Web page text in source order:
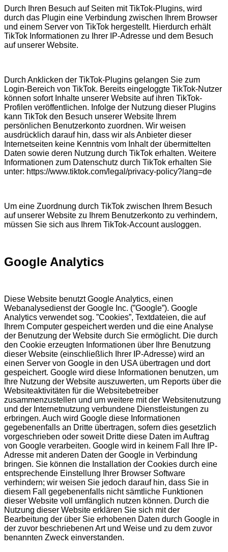
Durch Ihren Besuch auf Seiten mit TikTok-Plugins, wird
durch das Plugin eine Verbindung zwischen Ihrem Browser
und einem Server von TikTok hergestellt. Hierdurch erhält
TikTok Informationen zu Ihrer IP-Adresse und dem Besuch
auf unserer Website.
Durch Anklicken der TikTok-Plugins gelangen Sie zum
Login-Bereich von TikTok. Bereits eingeloggte TikTok-Nutzer
können sofort Inhalte unserer Website auf ihren TikTok-
Profilen veröffentlichen. Infolge der Nutzung dieser Plugins
kann TikTok den Besuch unserer Website Ihrem
persönlichen Benutzerkonto zuordnen. Wir weisen
ausdrücklich darauf hin, dass wir als Anbieter dieser
Internetseiten keine Kenntnis vom Inhalt der übermittelten
Daten sowie deren Nutzung durch TikTok erhalten. Weitere
Informationen zum Datenschutz durch TikTok erhalten Sie
unter: https://www.tiktok.com/legal/privacy-policy?lang=de
Um eine Zuordnung durch TikTok zwischen Ihrem Besuch
auf unserer Website zu Ihrem Benutzerkonto zu verhindern,
müssen Sie sich aus Ihrem TikTok-Account ausloggen.
Google Analytics
Diese Website benutzt Google Analytics, einen
Webanalysedienst der Google Inc. (”Google”). Google
Analytics verwendet sog. ”Cookies”, Textdateien, die auf
Ihrem Computer gespeichert werden und die eine Analyse
der Benutzung der Website durch Sie ermöglicht. Die durch
den Cookie erzeugten Informationen über Ihre Benutzung
dieser Website (einschließlich Ihrer IP-Adresse) wird an
einen Server von Google in den USA übertragen und dort
gespeichert. Google wird diese Informationen benutzen, um
Ihre Nutzung der Website auszuwerten, um Reports über die
Websiteaktivitäten für die Websitebetreiber
zusammenzustellen und um weitere mit der Websitenutzung
und der Internetnutzung verbundene Dienstleistungen zu
erbringen. Auch wird Google diese Informationen
gegebenenfalls an Dritte übertragen, sofern dies gesetzlich
vorgeschrieben oder soweit Dritte diese Daten im Auftrag
von Google verarbeiten. Google wird in keinem Fall Ihre IP-
Adresse mit anderen Daten der Google in Verbindung
bringen. Sie können die Installation der Cookies durch eine
entsprechende Einstellung Ihrer Browser Software
verhindern; wir weisen Sie jedoch darauf hin, dass Sie in
diesem Fall gegebenenfalls nicht sämtliche Funktionen
dieser Website voll umfänglich nutzen können. Durch die
Nutzung dieser Website erklären Sie sich mit der
Bearbeitung der über Sie erhobenen Daten durch Google in
der zuvor beschriebenen Art und Weise und zu dem zuvor
benannten Zweck einverstanden.